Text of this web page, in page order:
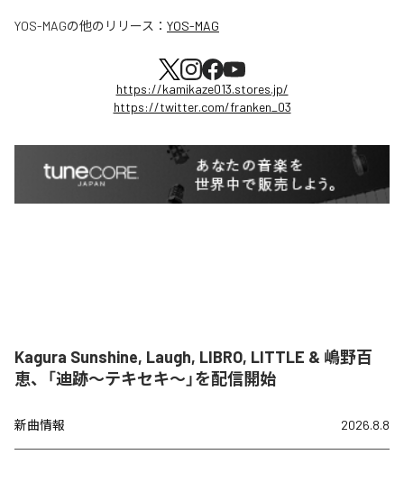
YOS-MAGの他のリリース： YOS-MAG
https://kamikaze013.stores.jp/
https://twitter.com/franken_03
Kagura Sunshine, Laugh, LIBRO, LITTLE & 嶋野百
恵、「迪跡〜テキセキ〜」を配信開始
新曲情報 2026.8.8